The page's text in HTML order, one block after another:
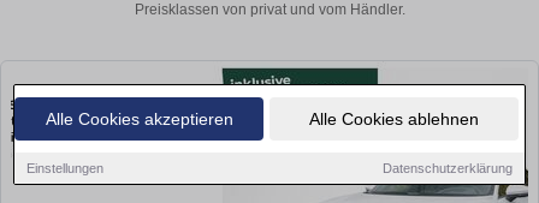
Alle Cookies akzeptieren Alle Cookies ablehnen
Einstellungen Datenschutzerklärung
Preisklassen von privat und vom Händler.